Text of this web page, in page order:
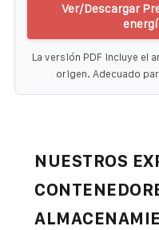
Ver/Descargar
La versión PDF incluye el
origen. Adecuado
NUESTROS